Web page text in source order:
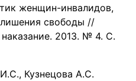
женщин-инвалидов,
свободы //
2013. № 4. С.
Кузнецова А.С.